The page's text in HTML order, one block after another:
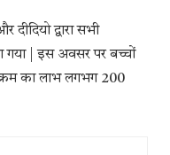
द्वारा सभी
गया | इस अवसर पर बच्चों
का लाभ लगभग 200